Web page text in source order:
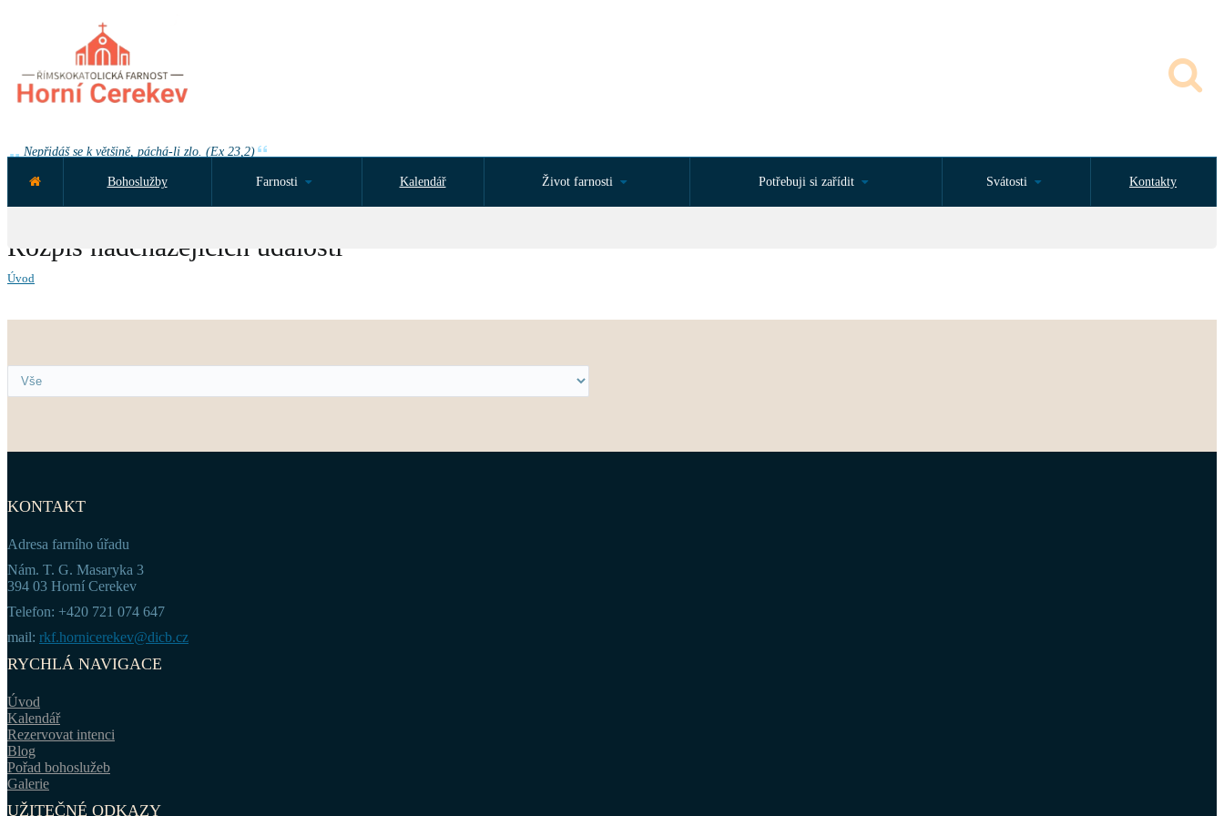
Nepřidáš se k většině, páchá-li zlo. (Ex 23,2)
NEJBLIŽŠÍ UDÁLOST ZA:
Bohoslužby Farnosti Kalendář Život farnosti Potřebuji si zařídit Svátosti Kontakty
Rozpis nadcházejících událostí
Úvod
KONTAKT
Adresa farního úřadu
Nám. T. G. Masaryka 3
394 03 Horní Cerekev
Telefon: +420 721 074 647
mail: rkf.hornicerekev@dicb.cz
RYCHLÁ NAVIGACE
Úvod
Kalendář
Rezervovat intenci
Blog
Pořad bohoslužeb
Galerie
UŽITEČNÉ ODKAZY